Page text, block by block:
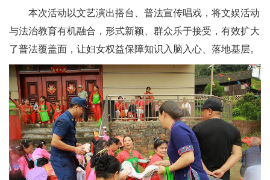
本次活动以文艺演出搭台、普法宣传唱戏，将文娱活动
与法治教育有机融合，形式新颖、群众乐于接受，有效扩大
了普法覆盖面，让妇女权益保障知识入脑入心、落地基层。